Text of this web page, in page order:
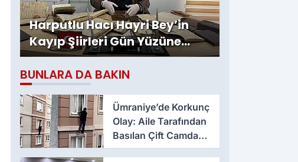
Harputlu Hacı Hayri Bey’in
Kayıp Şiirleri Gün Yüzüne
Çıktı
BUNLARA DA BAKIN
Ümraniye’de Korkunç
Olay: Aile Tarafından
Basılan Çift Camdan
Atladı